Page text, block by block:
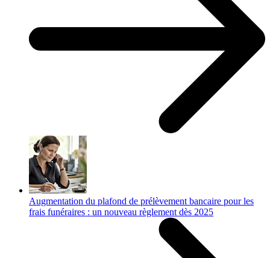
Augmentation du plafond de prélèvement bancaire pour les
frais funéraires : un nouveau règlement dès 2025